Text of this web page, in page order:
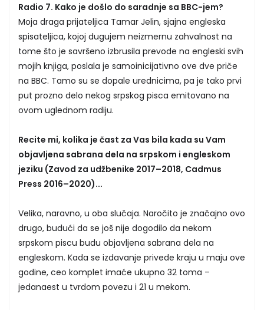
Radio 7. Kako je došlo do saradnje sa BBC-jem?
Moja draga prijateljica Tamar Jelin, sjajna engleska
spisateljica, kojoj dugujem neizmernu zahvalnost na
tome što je savršeno izbrusila prevode na engleski svih
mojih knjiga, poslala je samoinicijativno ove dve priče
na BBC. Tamo su se dopale urednicima, pa je tako prvi
put prozno delo nekog srpskog pisca emitovano na
ovom uglednom radiju.
Recite mi, kolika je čast za Vas bila kada su Vam
objavljena sabrana dela na srpskom i engleskom
jeziku (Zavod za udžbenike 2017–2018, Cadmus
Press 2016–2020)...
Velika, naravno, u oba slučaja. Naročito je značajno ovo
drugo, budući da se još nije dogodilo da nekom
srpskom piscu budu objavljena sabrana dela na
engleskom. Kada se izdavanje privede kraju u maju ove
godine, ceo komplet imaće ukupno 32 toma –
jedanaest u tvrdom povezu i 21 u mekom.